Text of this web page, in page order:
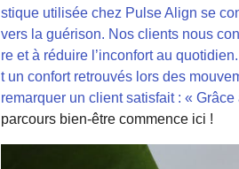
stique utilisée chez Pulse Align se
vers la guérison. Nos clients nous
re et à réduire l’inconfort au
t un confort retrouvés lors des
remarquer un client satisfait : «
parcours bien-être commence ici !